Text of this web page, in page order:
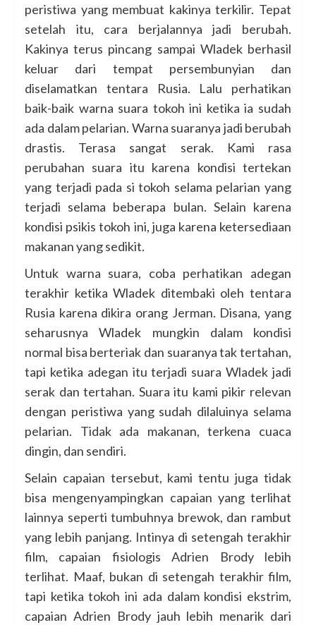
peristiwa yang membuat kakinya terkilir. Tepat
setelah itu, cara berjalannya jadi berubah.
Kakinya terus pincang sampai Wladek berhasil
keluar dari tempat persembunyian dan
diselamatkan tentara Rusia. Lalu perhatikan
baik-baik warna suara tokoh ini ketika ia sudah
ada dalam pelarian. Warna suaranya jadi berubah
drastis. Terasa sangat serak. Kami rasa
perubahan suara itu karena kondisi tertekan
yang terjadi pada si tokoh selama pelarian yang
terjadi selama beberapa bulan. Selain karena
kondisi psikis tokoh ini, juga karena ketersediaan
makanan yang sedikit.
Untuk warna suara, coba perhatikan adegan
terakhir ketika Wladek ditembaki oleh tentara
Rusia karena dikira orang Jerman. Disana, yang
seharusnya Wladek mungkin dalam kondisi
normal bisa berteriak dan suaranya tak tertahan,
tapi ketika adegan itu terjadi suara Wladek jadi
serak dan tertahan. Suara itu kami pikir relevan
dengan peristiwa yang sudah dilaluinya selama
pelarian. Tidak ada makanan, terkena cuaca
dingin, dan sendiri.
Selain capaian tersebut, kami tentu juga tidak
bisa mengenyampingkan capaian yang terlihat
lainnya seperti tumbuhnya brewok, dan rambut
yang lebih panjang. Intinya di setengah terakhir
film, capaian fisiologis Adrien Brody lebih
terlihat. Maaf, bukan di setengah terakhir film,
tapi ketika tokoh ini ada dalam kondisi ekstrim,
capaian Adrien Brody jauh lebih menarik dari